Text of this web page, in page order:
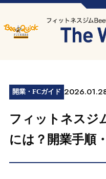
開業・FCガイド
フィットネスジ
には？開業手順